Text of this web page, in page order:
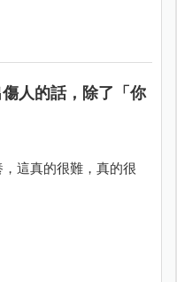
人的話，除了「你
這真的很難，真的很